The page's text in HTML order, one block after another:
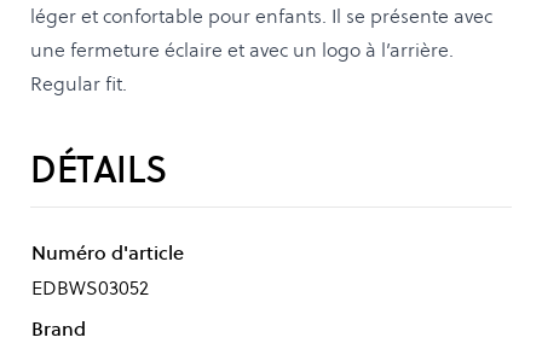
léger et confortable pour enfants. Il se présente avec
une fermeture éclaire et avec un logo à l’arrière.
Regular fit.
DÉTAILS
Numéro d'article
EDBWS03052
Brand